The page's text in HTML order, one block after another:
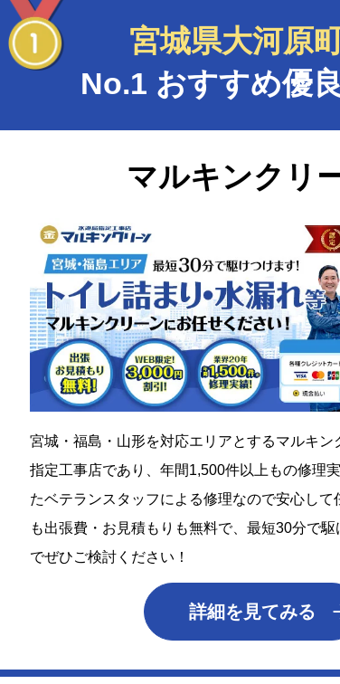
宮城県大河原
No.1 おすすめ優
マルキンクリ
宮城・福島・山形を対応エリアとするマルキン
指定工事店であり、年間1,500件以上もの修理
たベテランスタッフによる修理なので安心して
も出張費・お見積もりも無料で、最短30分で
でぜひご検討ください！
詳細を見てみる